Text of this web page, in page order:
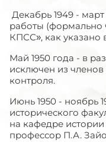
Декабрь 1949 -
работы (формально
КПСС», как указано
Май 1950 года - в
исключен из
контроля.
Июнь 1950 - ноябрь
исторического
на кафедре
профессор П.А.